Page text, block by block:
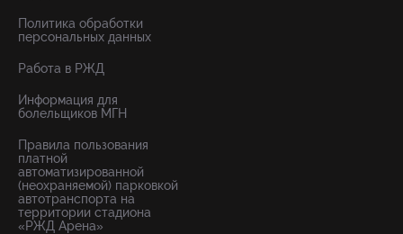
Политика обработки
персональных данных
Работа в РЖД
Информация для
болельщиков МГН
Правила пользования
платной
автоматизированной
(неохраняемой) парковкой
автотранспорта на
территории стадиона
«РЖД Арена»